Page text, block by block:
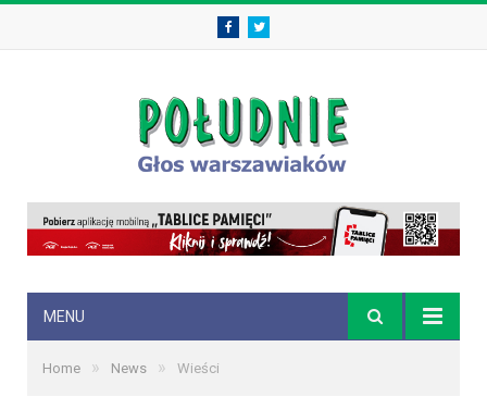
FacebookTwitter
MENU
Home » News » Wieści